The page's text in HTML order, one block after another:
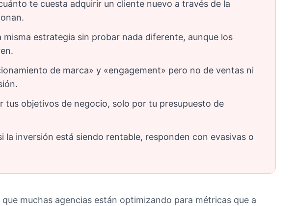
te cuesta adquirir un cliente nuevo a través de la
misma estrategia sin probar nada diferente, aunque los
de marca» y «engagement» pero no de ventas ni
tus objetivos de negocio, solo por tu presupuesto de
la inversión está siendo rentable, responden con evasivas o
muchas agencias están optimizando para métricas que a